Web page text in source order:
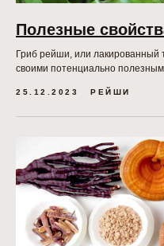
Полезные
Гриб рейши, или лакированный
своими потенциально
25.12.2023 РЕЙШИ